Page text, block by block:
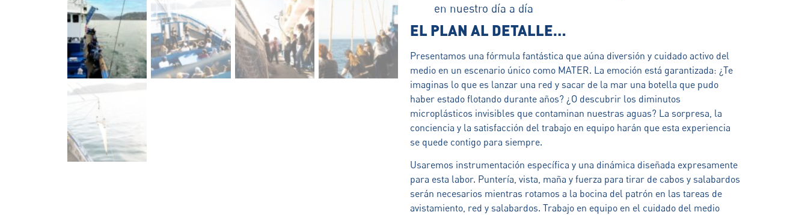
en nuestro día a día
EL PLAN AL DETALLE…
Presentamos una fórmula fantástica que aúna diversión y cuidado activo del
medio en un escenario único como MATER. La emoción está garantizada: ¿Te
imaginas lo que es lanzar una red y sacar de la mar una botella que pudo
haber estado flotando durante años? ¿O descubrir los diminutos
microplásticos invisibles que contaminan nuestras aguas? La sorpresa, la
conciencia y la satisfacción del trabajo en equipo harán que esta experiencia
se quede contigo para siempre.
Usaremos instrumentación específica y una dinámica diseñada expresamente
para esta labor. Puntería, vista, maña y fuerza para tirar de cabos y salabardos
serán necesarios mientras rotamos a la bocina del patrón en las tareas de
avistamiento, red y salabardos. Trabajo en equipo en el cuidado del medio